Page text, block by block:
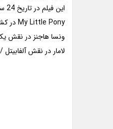
این فیلم در تاریخ 24 سپتامبر 2021 در آمریکا منتشر شد.
My Little Pony در کشورهای روسیه و کره جنوبی بیش از 1.5 میلیون دلار فروش داشت.
ونسا هاجنز در نقش
لامار در نقش